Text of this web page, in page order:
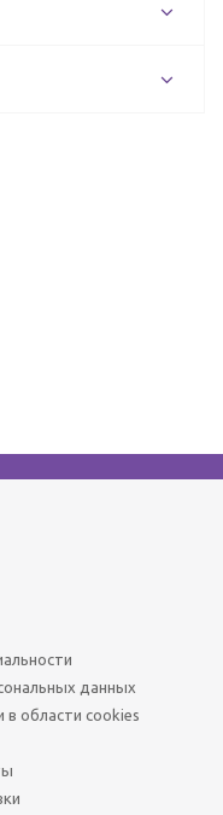
данных
области cookies